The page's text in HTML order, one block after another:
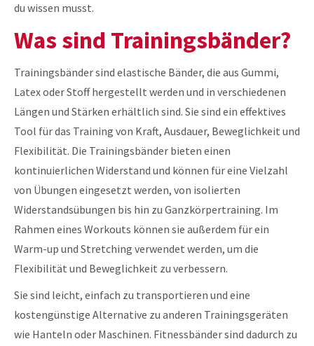
du wissen musst.
Was sind Trainingsbänder?
Trainingsbänder sind elastische Bänder, die aus Gummi,
Latex oder Stoff hergestellt werden und in verschiedenen
Längen und Stärken erhältlich sind. Sie sind ein effektives
Tool für das Training von Kraft, Ausdauer, Beweglichkeit und
Flexibilität. Die Trainingsbänder bieten einen
kontinuierlichen Widerstand und können für eine Vielzahl
von Übungen eingesetzt werden, von isolierten
Widerstandsübungen bis hin zu Ganzkörpertraining. Im
Rahmen eines Workouts können sie außerdem für ein
Warm-up und Stretching verwendet werden, um die
Flexibilität und Beweglichkeit zu verbessern.
Sie sind leicht, einfach zu transportieren und eine
kostengünstige Alternative zu anderen Trainingsgeräten
wie Hanteln oder Maschinen. Fitnessbänder sind dadurch zu